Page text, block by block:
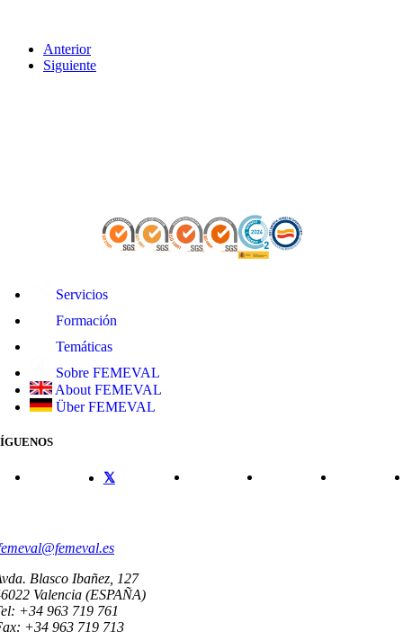
Anterior
Siguiente
Servicios
Formación
Temáticas
Sobre FEMEVAL
About FEMEVAL
Über FEMEVAL
Blasco Ibañez, 127
Valencia (ESPAÑA)
+34 963 719 761
+34 963 719 713